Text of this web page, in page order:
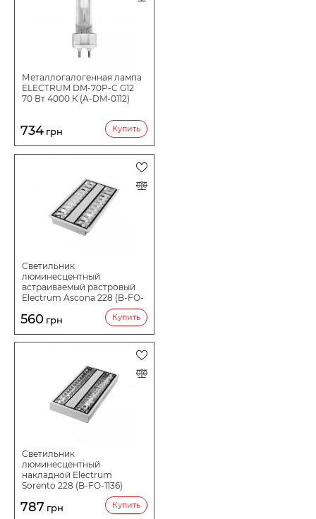
Металлогалогенная лампа
ELECTRUM DM-70P-C G12
70 Вт 4000 К (A-DM-0112)
734 грн Купить
Светильник
люминесцентный
встраиваемый растровый
Electrum Ascona 228 (B-FO-
560 грн Купить
Светильник
люминесцентный
накладной Electrum
Sorento 228 (B-FO-1136)
787 грн Купить